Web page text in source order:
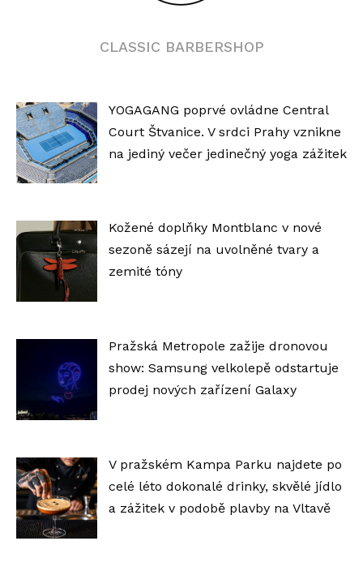
CLASSIC BARBERSHOP
YOGAGANG poprvé ovládne Central
Court Štvanice. V srdci Prahy vznikne
na jediný večer jedinečný yoga zážitek
Kožené doplňky Montblanc v nové
sezoně sázejí na uvolněné tvary a
zemité tóny
Pražská Metropole zažije dronovou
show: Samsung velkolepě odstartuje
prodej nových zařízení Galaxy
V pražském Kampa Parku najdete po
celé léto dokonalé drinky, skvělé jídlo
a zážitek v podobě plavby na Vltavě